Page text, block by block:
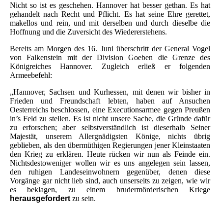
Nicht so ist es geschehen. Hannover hat besser gethan. Es hat
gehandelt nach Recht und Pflicht. Es hat seine Ehre gerettet,
makellos und rein, und mit derselben und durch dieselbe die
Hoffnung und die Zuversicht des Wiedererstehens.
Bereits am Morgen des 16. Juni überschritt der General Vogel
von Falkenstein mit der Division Goeben die Grenze des
Königreiches Hannover. Zugleich erließ er folgenden
Armeebefehl:
„Hannover, Sachsen und Kurhessen, mit denen wir bisher in
Frieden und Freundschaft lebten, haben auf Ansuchen
Oesterreichs beschlossen, eine Executionsarmee gegen Preußen
in’s Feld zu stellen. Es ist nicht unsere Sache, die Gründe dafür
zu erforschen; aber selbstverständlich ist dieserhalb Seiner
Majestät, unserem Allergnädigsten Könige, nichts übrig
geblieben, als den übermüthigen Regierungen jener Kleinstaaten
den Krieg zu erklären. Heute rücken wir nun als Feinde ein.
Nichtsdestoweniger wollen wir es uns angelegen sein lassen,
den ruhigen Landeseinwohnern gegenüber, denen diese
Vorgänge gar nicht lieb sind, auch unserseits zu zeigen, wie wir
es beklagen, zu einem brudermörderischen Kriege
herausgefordert zu sein.